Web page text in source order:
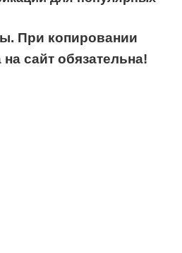
При копировании
сайт обязательна!